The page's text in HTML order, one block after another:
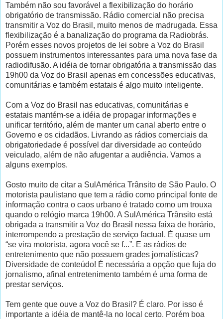
Também não sou favorável a flexibilização do horário
obrigatório de transmissão. Rádio comercial não precisa
transmitir a Voz do Brasil, muito menos de madrugada. Essa
flexibilização é a banalização do programa da Radiobrás.
Porém esses novos projetos de lei sobre a Voz do Brasil
possuem instrumentos interessantes para uma nova fase da
radiodifusão. A idéia de tornar obrigatória a transmissão das
19h00 da Voz do Brasil apenas em concessões educativas,
comunitárias e também estatais é algo muito inteligente.
Com a Voz do Brasil nas educativas, comunitárias e
estatais mantém-se a idéia de propagar informações e
unificar território, além de manter um canal aberto entre o
Governo e os cidadãos. Livrando as rádios comerciais da
obrigatoriedade é possível dar diversidade ao conteúdo
veiculado, além de não afugentar a audiência. Vamos a
alguns exemplos.
Gosto muito de citar a SulAmérica Trânsito de São Paulo. O
motorista paulistano que tem a rádio como principal fonte de
informação contra o caos urbano é tratado como um trouxa
quando o relógio marca 19h00. A SulAmérica Trânsito está
obrigada a transmitir a Voz do Brasil nessa faixa de horário,
interrompendo a prestação de serviço factual. É quase um
“se vira motorista, agora você se f...”. E as rádios de
entretenimento que não possuem grades jornalísticas?
Diversidade de conteúdo! É necessária a opção que fuja do
jornalismo, afinal entretenimento também é uma forma de
prestar serviços.
Tem gente que ouve a Voz do Brasil? É claro. Por isso é
importante a idéia de mantê-la no local certo. Porém boa